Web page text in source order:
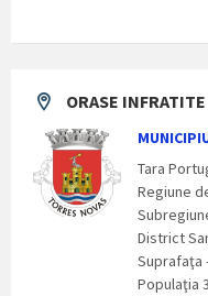
ORASE INFRATITE
Tara
Regiune
District
Suprafaţa
Populaţia